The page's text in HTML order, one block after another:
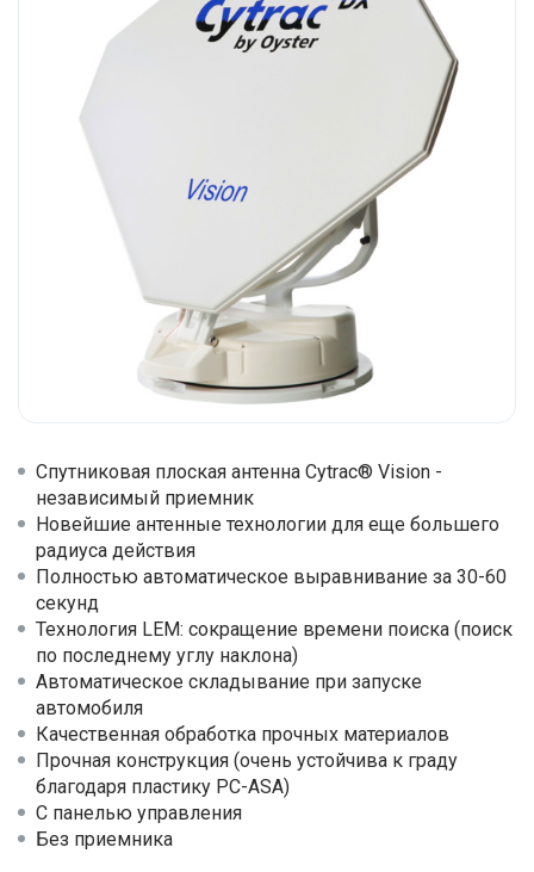
Спутниковая плоская антенна Cytrac® Vision -
независимый приемник
Новейшие антенные технологии для еще большего
радиуса действия
Полностью автоматическое выравнивание за 30-60
секунд
Технология LEM: сокращение времени поиска (поиск
по последнему углу наклона)
Автоматическое складывание при запуске
автомобиля
Качественная обработка прочных материалов
Прочная конструкция (очень устойчива к граду
благодаря пластику PC-ASA)
С панелью управления
Без приемника